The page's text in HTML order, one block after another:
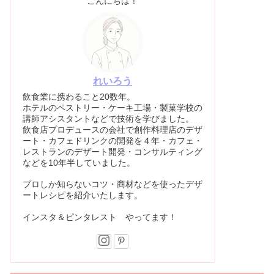
れいろう
飲食業に携わること20数年。
ホテルのペストリー・ケーキ工場・製菓学校の
講師アシスタントなどで技術を学びました。
飲食店プロデュースの会社で創作料理店のデザ
ート・カフェドリンクの開発を４年・カフェ・
レストランのデザート開発・コンサルティング
などを10年半していました。
プロしか知らないコツ・商材などを使ったデザ
ートレシピを紹介いたします。
インスタ＆ピンタレスト やってます！